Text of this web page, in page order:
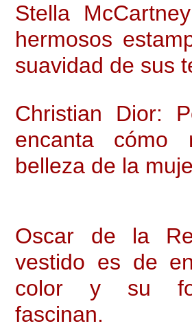
Stella
hermosos
suavidad de sus
Christian Dior:
encanta cómo
belleza de la
Oscar de la
vestido es de
color y su
fascinan.